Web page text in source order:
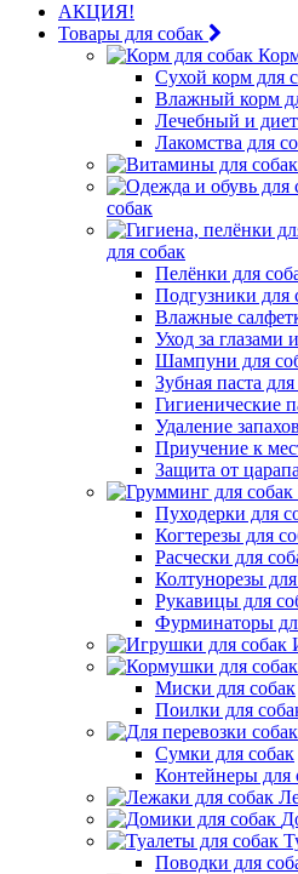
АКЦИЯ!
Товары для собак
Сухой корм для
Влажный корм
Лечебный и
Лакомства для
собак
для собак
Пелёнки для
Подгузники для
Влажные
Уход за глазами
Шампуни для
Зубная паста
Гигиенические
Удаление
Приучение к
Защита от
Пуходерки для
Когтерезы для
Расчески для
Колтунорезы
Рукавицы для
Фурминаторы
Миски для собак
Поилки для
Сумки для собак
Контейнеры для
Поводки для